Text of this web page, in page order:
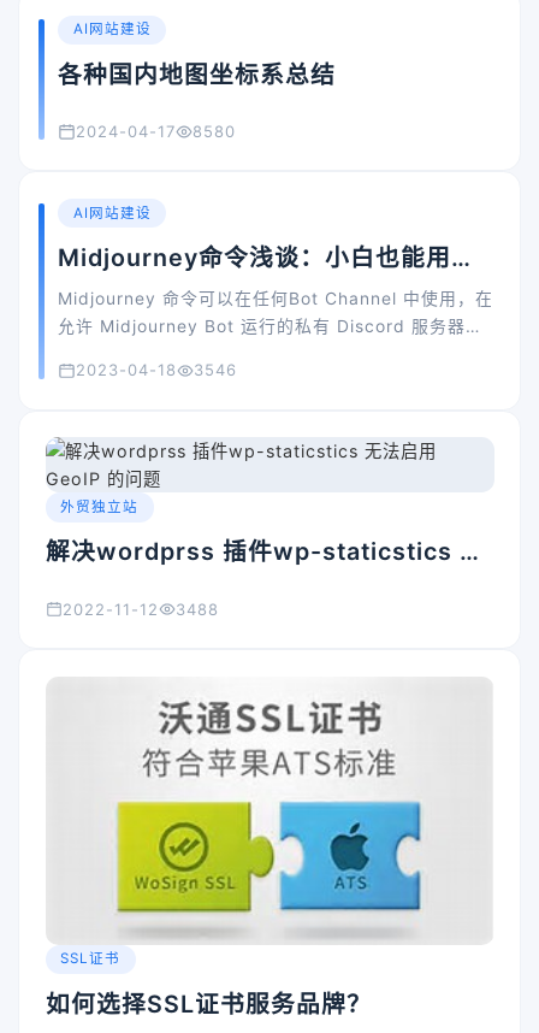
欢迎来到一个全新的内容世界：GEO时代。
AI网站建设
各种国内地图坐标系总结
2024-04-17 8580
AI网站建设
Midjourney命令浅谈：小白也能用的
AI绘画指南
Midjourney 命令可以在任何Bot Channel 中使用，在
允许 Midjourney Bot 运行的私有 Discord 服务器上
2023-04-18
3546
外贸独立站
解决wordprss 插件wp-staticstics 无
2022-11-12 3488
SSL证书
如何选择SSL证书服务品牌？